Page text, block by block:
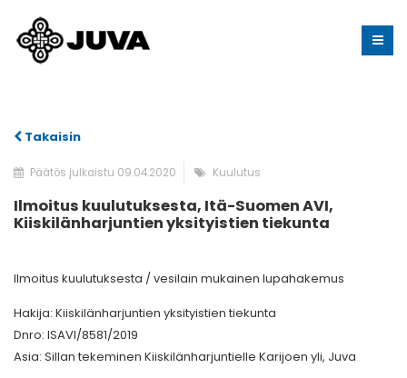
Takaisin
Päätös julkaistu 09.04.2020 Kuulutus
Ilmoitus kuulutuksesta, Itä-Suomen AVI,
Kiiskilänharjuntien yksityistien tiekunta
Ilmoitus kuulutuksesta / vesilain mukainen lupahakemus
Hakija: Kiiskilänharjuntien yksityistien tiekunta
Dnro: ISAVI/8581/2019
Asia: Sillan tekeminen Kiiskilänharjuntielle Karijoen yli, Juva